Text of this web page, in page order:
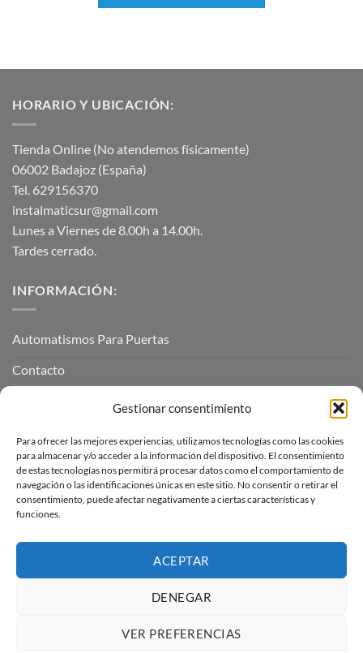
Gestionar consentimiento
Para ofrecer las mejores experiencias, utilizamos tecnologías como las cookies
para almacenar y/o acceder a la información del dispositivo. El consentimiento
de estas tecnologías nos permitirá procesar datos como el comportamiento de
navegación o las identificaciones únicas en este sitio. No consentir o retirar el
consentimiento, puede afectar negativamente a ciertas características y
funciones.
ACEPTAR
DENEGAR
VER PREFERENCIAS
HORARIO Y UBICACIÓN:
Tienda Online (No atendemos físicamente)
06002 Badajoz (España)
Tel. 629156370
instalmaticsur@gmail.com
Lunes a Viernes de 8.00h a 14.00h.
Tardes cerrado.
INFORMACIÓN:
Automatismos Para Puertas
Contacto
INFORMACIÓN LEGAL
Aviso Legal